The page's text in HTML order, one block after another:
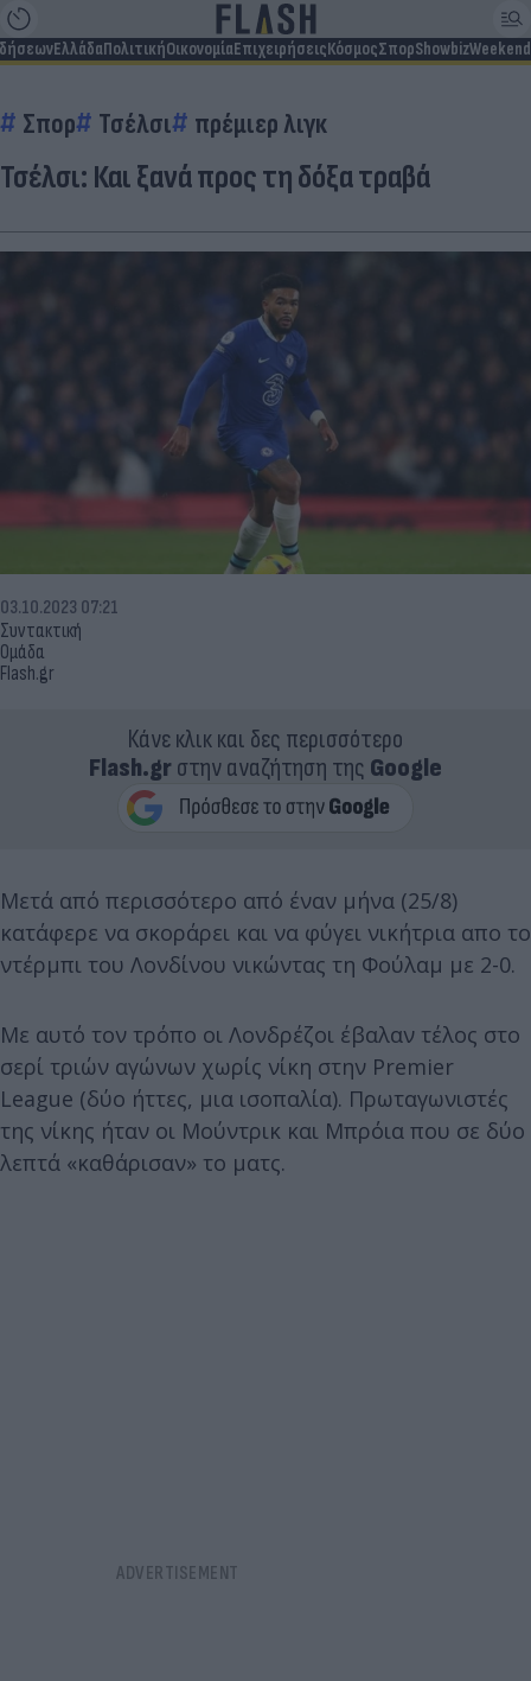
ΕλλάδαΠολιτικήΟικονομίαΕπιχειρήσειςΚόσμοςΣπορShowbizWeekend
Σπορ Τσέλσι πρέμιερ λιγκ
Τσέλσι: Και ξανά προς τη δόξα τραβά
Συντακτική
Ομάδα
Flash.gr
03.10.2023 07:21
Κάνε κλικ και δες περισσότερο
Flash.grστην αναζήτηση της Google
Μετά από περισσότερο από έναν μήνα (25/8)
κατάφερε να σκοράρει και να φύγει νικήτρια απο το
ντέρμπι του Λονδίνου νικώντας τη Φούλαμ με 2-0.
Με αυτό τον τρόπο οι Λονδρέζοι έβαλαν τέλος στο
σερί τριών αγώνων χωρίς νίκη στην Premier
League (δύο ήττες, μια ισοπαλία). Πρωταγωνιστές
της νίκης ήταν οι Μούντρικ και Μπρόια που σε δύο
λεπτά «καθάρισαν» το ματς.